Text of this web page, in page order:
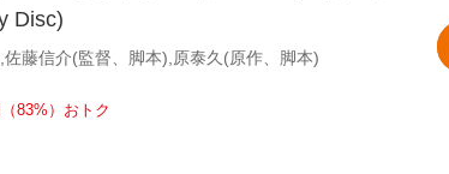
Disc)
藤信介(監督、脚本),原泰久(原作、脚本)
83%）おトク